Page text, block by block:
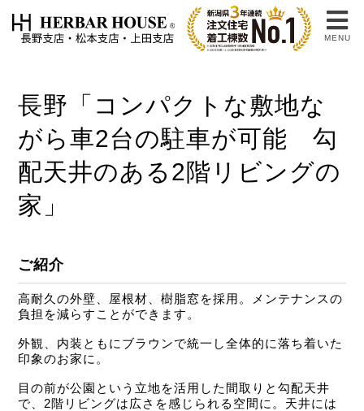
MENU
長野「コンパクトな敷地な
がら車2台の駐車が可能 勾
配天井のある2階リビングの
家」
ご紹介
高耐久の外壁、屋根材、樹脂窓を採用。メンテナンスの
負担を減らすことができます。
外観、内装ともにブラウンで統一し全体的に落ち着いた
印象のお家に。
目の前が公園という立地を活用した間取りと勾配天井
で、2階リビングは広さを感じられる空間に。天井には